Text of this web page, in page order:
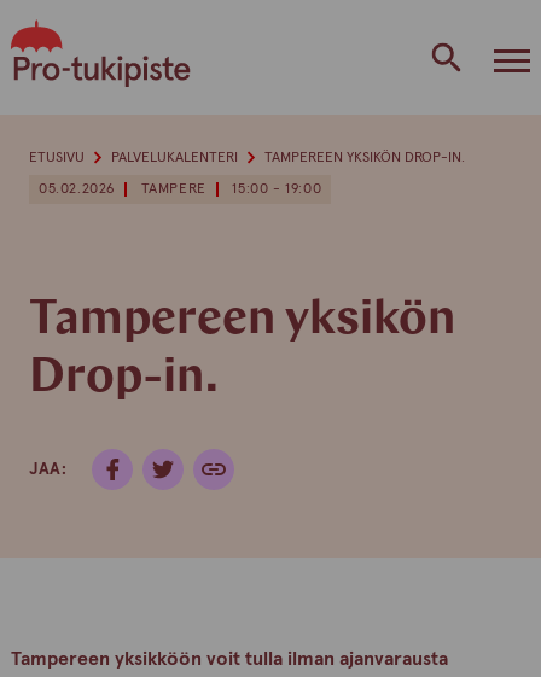
to
content
05.02.2026 TAMPERE 15:00 - 19:00
Tampereen yksikön
Drop-in.
JAA:
ETUSIVU PALVELUKALENTERI TAMPEREEN YKSIKÖN DROP-IN.
Tampereen yksikköön voit tulla ilman ajanvarausta